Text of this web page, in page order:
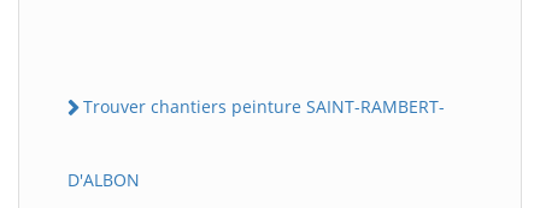
Trouver chantiers peinture SAINT-RAMBERT-
D'ALBON